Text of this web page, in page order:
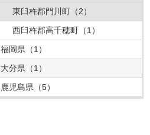
東臼杵郡門川町 （2）
西臼杵郡高千穂町 （1）
福岡県 （1）
大分県 （1）
鹿児島県 （5）